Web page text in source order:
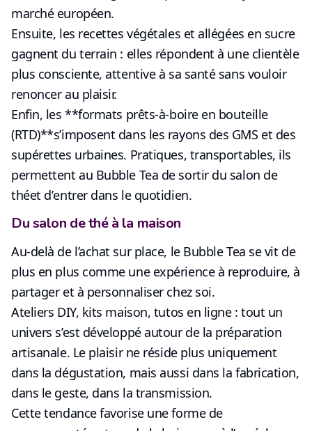
marché européen.
Ensuite, les recettes végétales et allégées en sucre
gagnent du terrain : elles répondent à une clientèle
plus consciente, attentive à sa santé sans vouloir
renoncer au plaisir.
Enfin, les **formats prêts-à-boire en bouteille
(RTD)**s’imposent dans les rayons des GMS et des
supérettes urbaines. Pratiques, transportables, ils
permettent au Bubble Tea de sortir du salon de
théet d’entrer dans le quotidien.
Du salon de thé à la maison
Au-delà de l’achat sur place, le Bubble Tea se vit de
plus en plus comme une expérience à reproduire, à
partager et à personnaliser chez soi.
Ateliers DIY, kits maison, tutos en ligne : tout un
univers s’est développé autour de la préparation
artisanale. Le plaisir ne réside plus uniquement
dans la dégustation, mais aussi dans la fabrication,
dans le geste, dans la transmission.
Cette tendance favorise une forme de